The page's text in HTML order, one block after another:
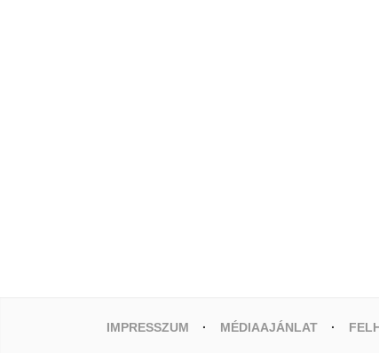
IMPRESSZUM MÉDIAAJÁNLAT